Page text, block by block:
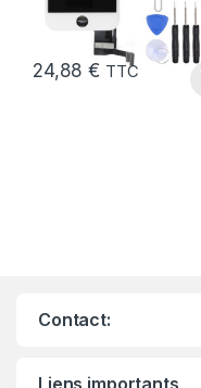
24,88€ TTC
Contact: